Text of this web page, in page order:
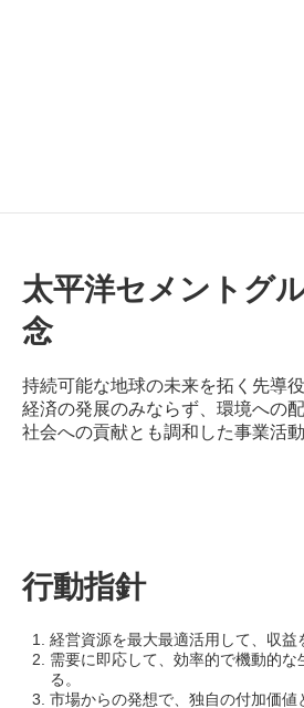
太平洋セメントグ
念
持続可能な地球の未来を拓く先導役
経済の発展のみならず、環境への配
社会への貢献とも調和した事業活動
行動指針
経営資源を最大最適活用して、収益
需要に即応して、効率的で機動的な
る。
市場からの発想で、独自の付加価値